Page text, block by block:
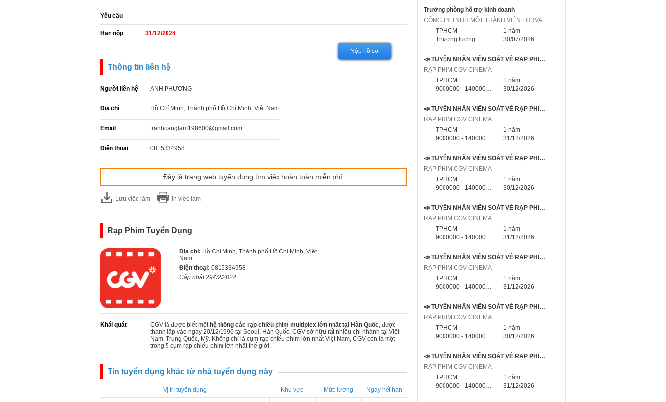
Yêu cầu
Hạn nộp 31/12/2024
Nộp hồ sơ
Thông tin liên hệ
Người liên hệ ANH PHƯƠNG
Địa chỉ Hồ Chí Minh, Thành phố Hồ Chí Minh, Việt Nam
Email tranhoanglam198600@gmail.com
Điện thoại 0815334958
Đây là trang web tuyển dụng tìm việc hoàn toàn miễn phí.
Lưu việc làm In việc làm
Rạp Phim Tuyển Dụng
Địa chỉ: Hồ Chí Minh, Thành phố Hồ Chí Minh, Việt
Nam
Điện thoại: 0815334958
Cập nhật 29/02/2024
Khái quát CGV là được biết một hệ thống các rạp chiếu phim multiplex lớn nhất tại Hàn Quốc, được
thành lập vào ngày 20/12/1996 tại Seoul, Hàn Quốc. CGV sở hữu rất nhiều chi nhánh tại Việt
Nam, Trung Quốc, Mỹ. Không chỉ là cụm rạp chiếu phim lớn nhất Việt Nam, CGV còn là một
trong 5 cụm rạp chiếu phim lớn nhất thế giới.
Tin tuyển dụng khác từ nhà tuyển dụng này
Vị trí tuyển dụng Khu vực Mức lương Ngày hết hạn
Trưởng phòng hỗ trợ kinh doanh
CÔNG TY TNHH MỘT THÀNH VIÊN FORVAL VIỆT NAM
TP.HCM
1 năm
Thương lượng
30/07/2026
📣 TUYỂN NHÂN VIÊN SOÁT VÉ RẠP PHIM NHÀ BÈ TP.HCM – NHẬN VIỆC NGAY
RẠP PHIM CGV CINEMA
TP.HCM
1 năm
9000000 - 14000000 triệu
30/12/2026
📣 TUYỂN NHÂN VIÊN SOÁT VÉ RẠP PHIM HÓC MÔN TP.HCM – NHẬN VIỆC NGAY
RẠP PHIM CGV CINEMA
TP.HCM
1 năm
9000000 - 14000000 triệu
31/12/2026
📣 TUYỂN NHÂN VIÊN SOÁT VÉ RẠP PHIM CỦ CHI TP.HCM – NHẬN VIỆC NGAY
RẠP PHIM CGV CINEMA
TP.HCM
1 năm
9000000 - 14000000 triệu
30/12/2026
📣 TUYỂN NHÂN VIÊN SOÁT VÉ RẠP PHIM CẦN GIỜ TP.HCM – NHẬN VIỆC NGAY
RẠP PHIM CGV CINEMA
TP.HCM
1 năm
9000000 - 14000000 triệu
31/12/2026
📣 TUYỂN NHÂN VIÊN SOÁT VÉ RẠP PHIM BÌNH CHÁNH TP.HCM – NHẬN VIỆC NGAY
RẠP PHIM CGV CINEMA
TP.HCM
1 năm
9000000 - 14000000 triệu
31/12/2026
📣 TUYỂN NHÂN VIÊN SOÁT VÉ RẠP PHIM PHÚ NHUẬN TP.HCM – NHẬN VIỆC NGAY
RẠP PHIM CGV CINEMA
TP.HCM
1 năm
9000000 - 14000000 triệu
30/12/2026
📣 TUYỂN NHÂN VIÊN SOÁT VÉ RẠP PHIM TÂN PHÚ TP.HCM – NHẬN VIỆC NGAY
RẠP PHIM CGV CINEMA
TP.HCM
1 năm
9000000 - 14000000 triệu
31/12/2026